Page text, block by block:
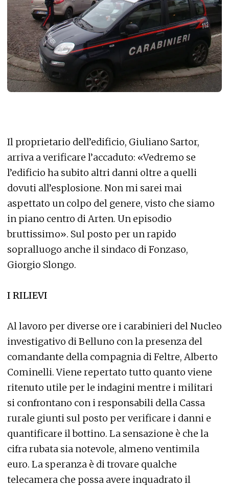
Il proprietario dell’edificio, Giuliano Sartor,
arriva a verificare l’accaduto: «Vedremo se
l’edificio ha subito altri danni oltre a quelli
dovuti all’esplosione. Non mi sarei mai
aspettato un colpo del genere, visto che siamo
in piano centro di Arten. Un episodio
bruttissimo». Sul posto per un rapido
sopralluogo anche il sindaco di Fonzaso,
Giorgio Slongo.
I RILIEVI
Al lavoro per diverse ore i carabinieri del Nucleo
investigativo di Belluno con la presenza del
comandante della compagnia di Feltre, Alberto
Cominelli. Viene repertato tutto quanto viene
ritenuto utile per le indagini mentre i militari
si confrontano con i responsabili della Cassa
rurale giunti sul posto per verificare i danni e
quantificare il bottino. La sensazione è che la
cifra rubata sia notevole, almeno ventimila
euro. La speranza è di trovare qualche
telecamera che possa avere inquadrato il